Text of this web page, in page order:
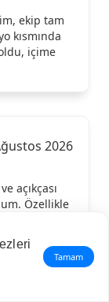
ekip tam
kısmında
içime
2026
açıkçası
Özellikle
ince
bile
yüzlüydü
Tamam